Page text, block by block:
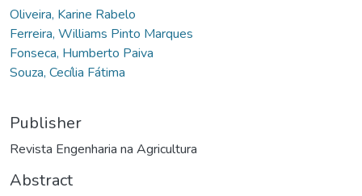
Oliveira, Karine Rabelo
Ferreira, Williams Pinto Marques
Fonseca, Humberto Paiva
Souza, Cecília Fátima
Publisher
Revista Engenharia na Agricultura
Abstract